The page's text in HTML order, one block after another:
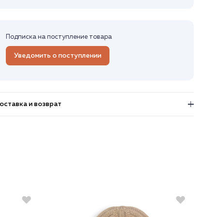
Подписка на поступление товара
Уведомить о поступлении
и возврат